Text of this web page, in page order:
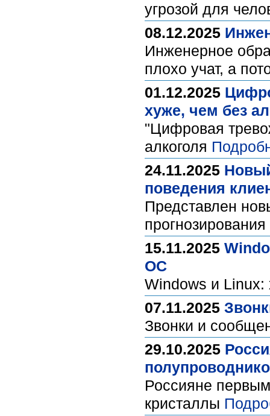
угрозой для
08.12.2025
Инженерное
плохо учат, а
01.12.2025
хуже, чем без
"Цифровая
алкоголя
24.11.2025
поведения
Представлен
15.11.2025
ОС
Windows и Linux:
07.11.2025
Звонки и
29.10.2025
Россияне
кристаллы